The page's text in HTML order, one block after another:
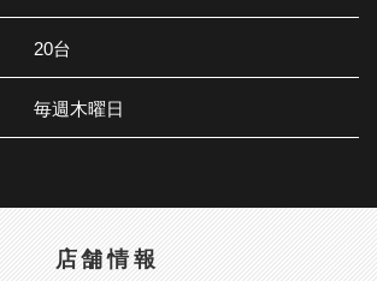
20台
毎週木曜日
店舗情報